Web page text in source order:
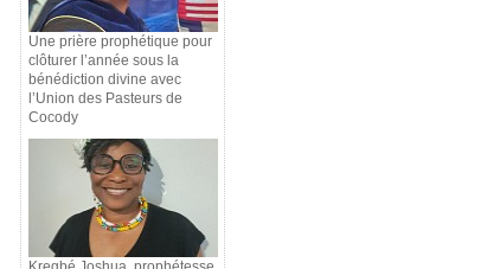
Une prière prophétique pour
clôturer l’année sous la
bénédiction divine avec
l’Union des Pasteurs de
Cocody